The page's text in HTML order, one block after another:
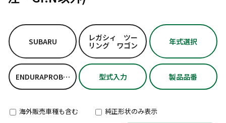
SUBARU
レガシィ ツー
リング ワゴン
年式選択
ENDURAPROBASICKIT 型式入力 製品品番
海外販売車種も含む 純正形状のみ表示